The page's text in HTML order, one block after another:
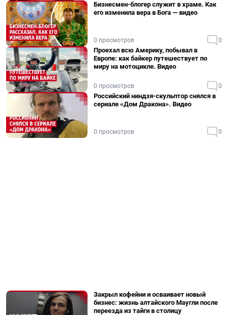
Бизнесмен-блогер служит в храме. Как
его изменила вера в Бога — видео
0 просмотров 0
Проехал всю Америку, побывал в
Европе: как байкер путешествует по
миру на мотоцикле. Видео
0 просмотров 0
Российский ниндзя-скульптор снялся в
сериале «Дом Дракона». Видео
0 просмотров 0
Закрыл кофейни и осваивает новый
бизнес: жизнь алтайского Маугли после
переезда из тайги в столицу